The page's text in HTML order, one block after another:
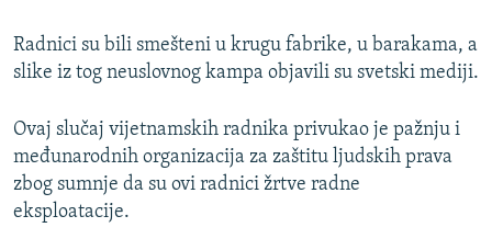
Radnici su bili smešteni u krugu fabrike, u barakama, a
slike iz tog neuslovnog kampa objavili su svetski mediji.
Ovaj slučaj vijetnamskih radnika privukao je pažnju i
međunarodnih organizacija za zaštitu ljudskih prava
zbog sumnje da su ovi radnici žrtve radne
eksploatacije.